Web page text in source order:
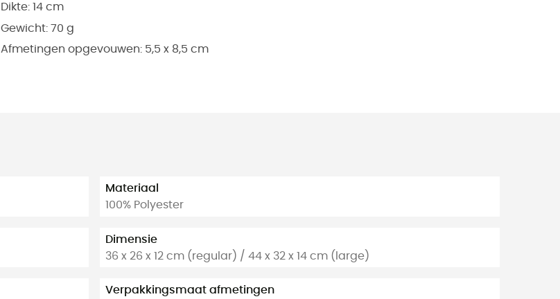
Dikte: 14 cm
Gewicht: 70 g
Afmetingen opgevouwen: 5,5 x 8,5 cm
Materiaal
100% Polyester
Dimensie
36 x 26 x 12 cm (regular) / 44 x 32 x 14 cm (large)
Verpakkingsmaat afmetingen